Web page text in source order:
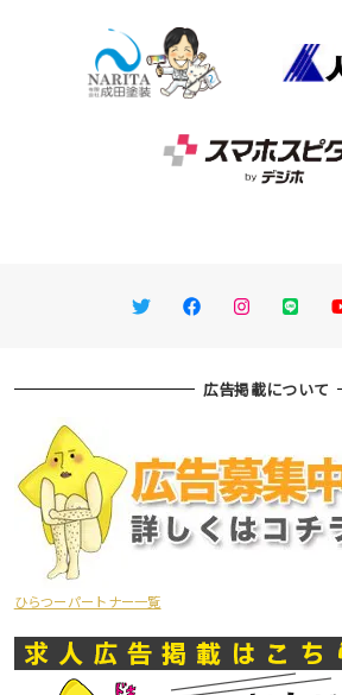
TwitterFacebookInstagram
LINE
広告掲載について
ひらつーパートナー一覧